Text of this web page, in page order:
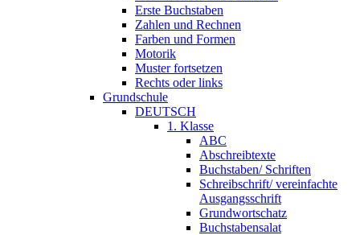
Erste Buchstaben
Zahlen und Rechnen
Farben und Formen
Motorik
Muster fortsetzen
Rechts oder links
Grundschule
DEUTSCH
1. Klasse
ABC
Abschreibtexte
Buchstaben/ Schriften
Schreibschrift/ vereinfachte
Ausgangsschrift
Grundwortschatz
Buchstabensalat